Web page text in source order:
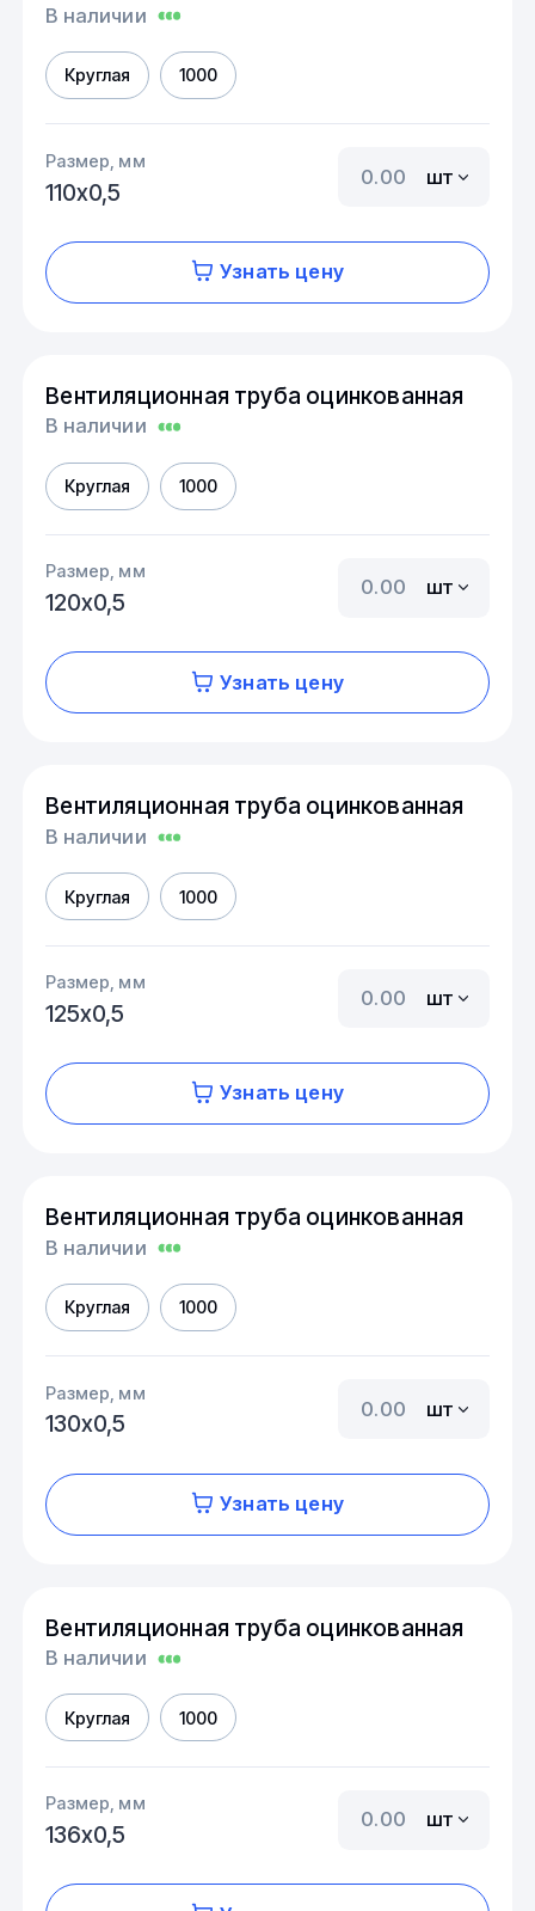
В наличии
Круглая 1000
Размер, мм
110х0,5
шт
Узнать цену
Вентиляционная труба оцинкованная
В наличии
Круглая 1000
Размер, мм
120х0,5
шт
Узнать цену
Вентиляционная труба оцинкованная
В наличии
Круглая 1000
Размер, мм
125х0,5
шт
Узнать цену
Вентиляционная труба оцинкованная
В наличии
Круглая 1000
Размер, мм
130х0,5
шт
Узнать цену
Вентиляционная труба оцинкованная
В наличии
Круглая 1000
Размер, мм
136х0,5
шт